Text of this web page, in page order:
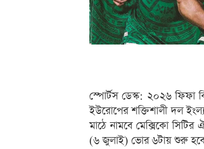
স্পোর্টস ডেস্ক: ২০২৬ ফিফা
ইউরোপের শক্তিশালী দল
মাঠে নামবে মেক্সিকো
(৬ জুলাই) ভোর ৬টায় শুরু হবে